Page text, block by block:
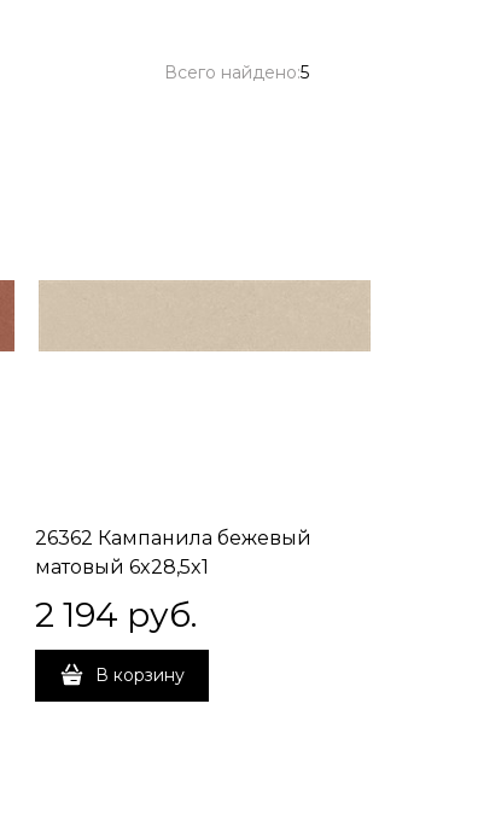
Всего найдено:5
26362 Кампанила бежевый
матовый 6x28,5x1
2 194 руб.
В корзину